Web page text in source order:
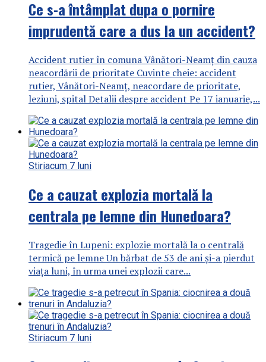
Ce s-a întâmplat dupa o pornire
imprudentă care a dus la un accident?
Accident rutier în comuna Vânători-Neamţ din cauza
neacordării de prioritate Cuvinte cheie: accident
rutier, Vânători-Neamţ, neacordare de prioritate,
leziuni, spital Detalii despre accident Pe 17 ianuarie,...
Stiriacum 7 luni
Ce a cauzat explozia mortală la
centrala pe lemne din Hunedoara?
Tragedie în Lupeni: explozie mortală la o centrală
termică pe lemne Un bărbat de 53 de ani și-a pierdut
viața luni, în urma unei explozii care...
Stiriacum 7 luni